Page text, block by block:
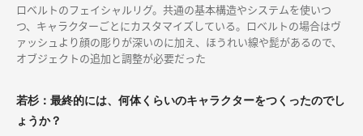
ロベルトのフェイシャルリグ。共通の基本構造やシステムを使いつ
つ、キャラクターごとにカスタマイズしている。ロベルトの場合はヴ
ァッシュより顔の彫りが深いのに加え、ほうれい線や髭があるので、
オブジェクトの追加と調整が必要だった
若杉：最終的には、何体くらいのキャラクターをつくったのでし
ょうか？